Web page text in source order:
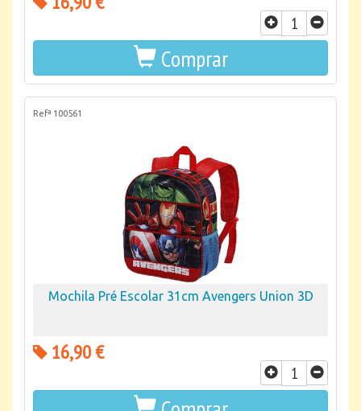
Comprar
Refª 100561
Mochila Pré Escolar 31cm Avengers Union 3D
16,90 €